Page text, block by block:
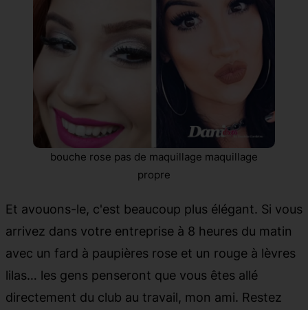
bouche rose pas de maquillage maquillage
propre
Et avouons-le, c'est beaucoup plus élégant. Si vous
arrivez dans votre entreprise à 8 heures du matin
avec un fard à paupières rose et un rouge à lèvres
lilas… les gens penseront que vous êtes allé
directement du club au travail, mon ami. Restez